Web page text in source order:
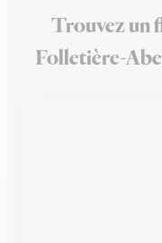
Trouvez un
Folletière-